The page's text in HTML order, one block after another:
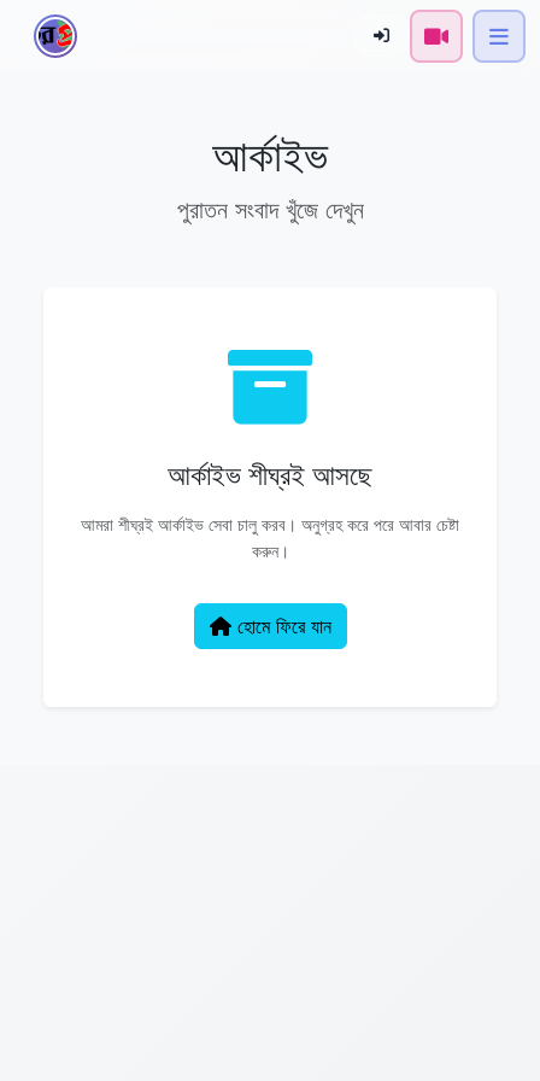
আর্কাইভ
পুরাতন সংবাদ খুঁজে দেখুন
আর্কাইভ শীঘ্রই আসছে
আমরা শীঘ্রই আর্কাইভ সেবা চালু করব। অনুগ্রহ করে পরে আবার চেষ্টা
করুন।
হোমে ফিরে যান